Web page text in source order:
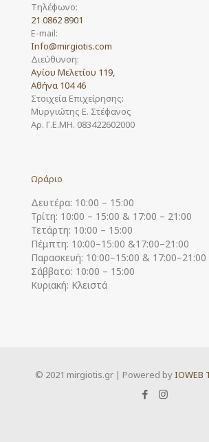
Τηλέφωνο:
21 0862 8901
E-mail:
Info@mirgiotis.com
Διεύθυνση:
Αγίου Μελετίου 119,
Αθήνα 104 46
Στοιχεία Επιχείρησης:
Μυργιώτης Ε. Στέφανος
Αρ. Γ.Ε.ΜΗ. 083422602000
Ωράριο
Δευτέρα: 10:00 – 15:00
Τρίτη: 10:00 – 15:00 & 17:00 – 21:00
Τετάρτη: 10:00 – 15:00
Πέμπτη: 10:00–15:00 &17:00–21:00
Παρασκευή: 10:00–15:00 & 17:00–21:00
Σάββατο: 10:00 – 15:00
Κυριακή: Κλειστά
© 2021 mirgiotis.gr | Powered byIOWEB